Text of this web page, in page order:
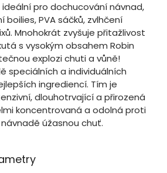
pro dochucování návnad,
PVA sáčků, zvlhčení
Mnohokrát zvyšuje přitažlivost
s vysokým obsahem Robin
explozi chuti a vůně!
speciálních a individuálních
ingrediencí. Tím je
dlouhotrvající a přirozená
koncentrovaná a odolná proti
úžasnou chuť.